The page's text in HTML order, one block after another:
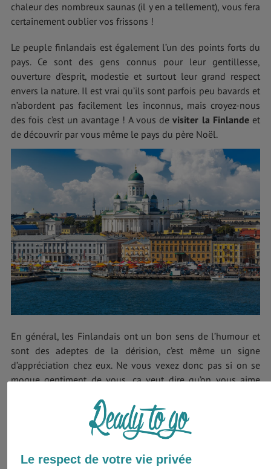
chaleur des nombreux saunas (il y en a tellement), vous fera
certainement oublier vos frissons !
Le peuple finlandais est également l’un des points forts du
pays. Ce sont des gens connus pour leur gentillesse,
ouverture d’esprit, modestie et surtout leur grand respect
envers la nature. Il est vrai qu’ils sont parfois peu bavards et
n’abordent pas facilement les inconnus, mais croyez-nous
des fois c’est un avantage ! A vous devisiter la Finlandeet
de découvrir par vous même le pays du père Noël.
En général, les Finlandais ont un bon sens de l’humour et
sont des adeptes de la dérision, c’est même un signe
d’appréciation chez eux. Ne vous vexez donc pas si on se
moque gentiment de vous, ça veut dire qu’on vous aime
Evidemment, quoi que l’on dise sur le pays et ses habitants,
on ne saura le décrire proprement, rien ne vaut d’aller
Le respect de votre vie privée